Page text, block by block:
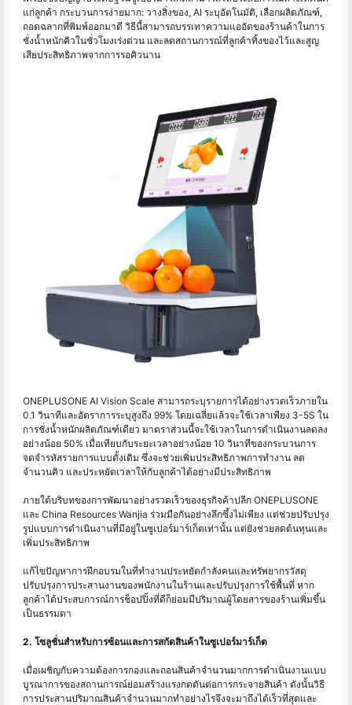
แก่ลูกค้า กระบวนการง่ายมาก: วางสิ่งของ, AI ระบุอัตโนมัติ, เลือกผลิตภัณฑ์,
ถอดฉลากที่พิมพ์ออกมาดี วิธีนี้สามารถบรรเทาความแออัดของร้านค้าในการ
ชั่งน้ำหนักคิวในชั่วโมงเร่งด่วน และลดสถานการณ์ที่ลูกค้าทิ้งของไว้และสูญ
เสียประสิทธิภาพจากการรอคิวนาน
ONEPLUSONE AI Vision Scale สามารถระบุรายการได้อย่างรวดเร็วภายใน
0.1 วินาทีและอัตราการระบุสูงถึง 99% โดยเฉลี่ยแล้วจะใช้เวลาเพียง 3-5S ใน
การชั่งน้ำหนักผลิตภัณฑ์เดียว มาตราส่วนนี้จะใช้เวลาในการดำเนินงานลดลง
อย่างน้อย 50% เมื่อเทียบกับระยะเวลาอย่างน้อย 10 วินาทีของกระบวนการ
จดจำรหัสรายการแบบดั้งเดิม ซึ่งจะช่วยเพิ่มประสิทธิภาพการทำงาน ลด
จำนวนคิว และประหยัดเวลาให้กับลูกค้าได้อย่างมีประสิทธิภาพ
ภายใต้บริบทของการพัฒนาอย่างรวดเร็วของธุรกิจค้าปลีก ONEPLUSONE
และ China Resources Wanjia ร่วมมือกันอย่างลึกซึ้งไม่เพียง แต่ช่วยปรับปรุง
รูปแบบการดำเนินงานที่มีอยู่ในซูเปอร์มาร์เก็ตเท่านั้น แต่ยังช่วยลดต้นทุนและ
เพิ่มประสิทธิภาพ
แก้ไขปัญหาการฝึกอบรมในที่ทำงานประหยัดกำลังคนและทรัพยากรวัสดุ
ปรับปรุงการประสานงานของพนักงานในร้านและปรับปรุงการใช้พื้นที่ หาก
ลูกค้าได้ประสบการณ์การช็อปปิ้งที่ดีก็ย่อมมีปริมาณผู้โดยสารของร้านเพิ่มขึ้น
เป็นธรรมดา
2. โซลูชั่นสำหรับการซ้อนและการสกัดสินค้าในซูเปอร์มาร์เก็ต
เมื่อเผชิญกับความต้องการกองและถอนสินค้าจํานวนมากการดําเนินงานแบบ
บูรณาการของสถานการณ์ย่อมสร้างแรงกดดันต่อการกระจายสินค้า ดังนั้นวิธี
การประสานปริมาณสินค้าจำนวนมากทำอย่างไรจึงจะมาถึงได้เร็วที่สุดและ